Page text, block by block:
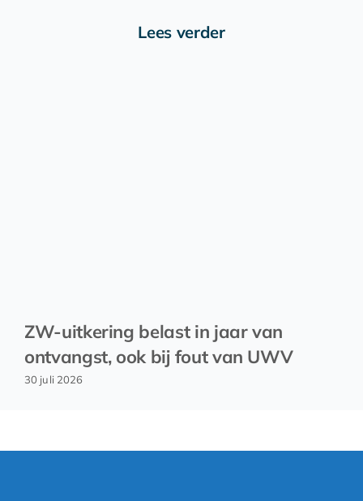
Lees verder
ZW-uitkering belast in jaar van
ontvangst, ook bij fout van UWV
30 juli 2026